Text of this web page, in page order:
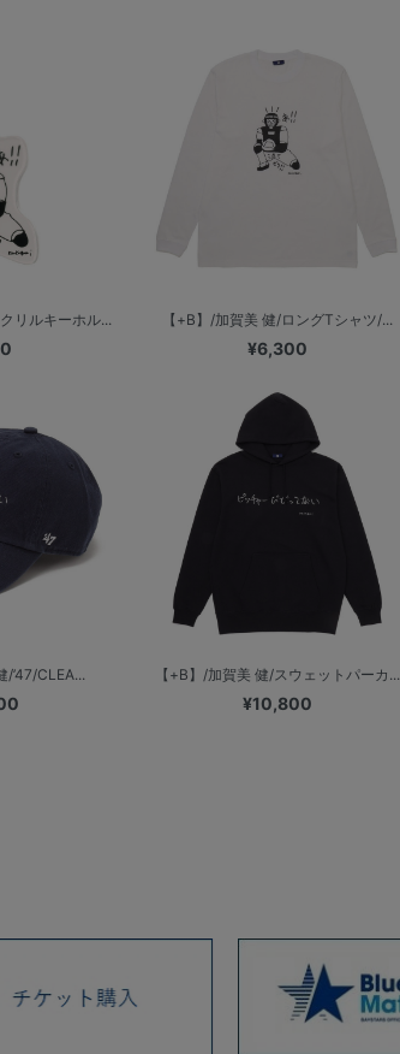
リルキーホル... 【+B】/加賀美 健/ロングTシャツ/...
¥6,300
/’47/CLEA... 【+B】/加賀美 健/スウェットパーカ...
¥10,800